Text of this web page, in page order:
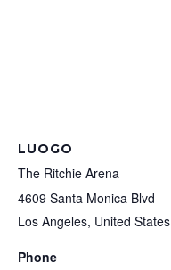
LUOGO
The Ritchie Arena
4609 Santa Monica Blvd
Los Angeles, United States
Phone